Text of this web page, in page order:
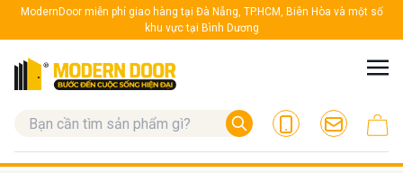
ModernDoor miễn phí giao hàng tại Đà Nẵng, TP.HCM, Biên Hòa và một số
khu vực tại Bình Dương